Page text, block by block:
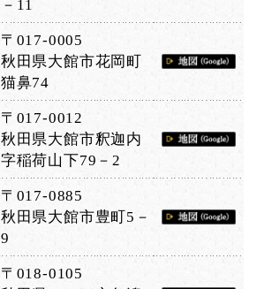
－11
〒017-0005
秋田県大館市花岡町
猫鼻74
〒017-0012
秋田県大館市釈迦内
字稲荷山下79－2
〒017-0885
秋田県大館市豊町5－
9
〒018-0105